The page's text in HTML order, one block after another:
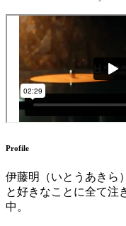
Profile
伊藤明（いとうあきら）
と好きなことに全て注
中。